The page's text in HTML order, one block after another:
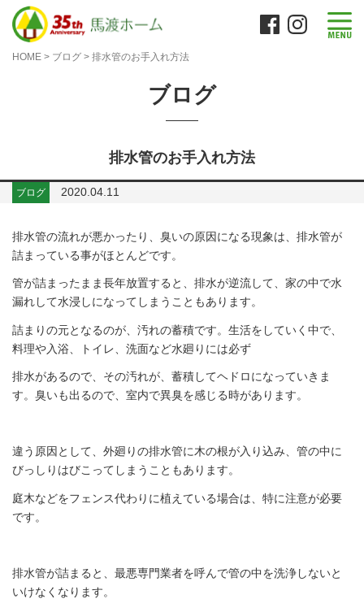
HOME > ブログ > 排水管のお手入れ方法
ブログ
排水管のお手入れ方法
ブログ 2020.04.11
排水管の流れが悪かったり、臭いの原因になる現象は、排水管が
詰まっている事がほとんどです。
管が詰まったまま長年放置すると、排水が逆流して、家の中で水
漏れして水浸しになってしまうこともあります。
詰まりの元となるのが、汚れの蓄積です。生活をしていく中で、
料理や入浴、トイレ、洗面など水廻りには必ず
排水があるので、その汚れが、蓄積してヘドロになっていきま
す。臭いも出るので、室内で異臭を感じる時があります。
違う原因として、外廻りの排水管に木の根が入り込み、管の中に
びっしりはびこってしまうこともあります。
庭木などをフェンス代わりに植えている場合は、特に注意が必要
です。
排水管が詰まると、最悪専門業者を呼んで管の中を洗浄しないと
いけなくなります。